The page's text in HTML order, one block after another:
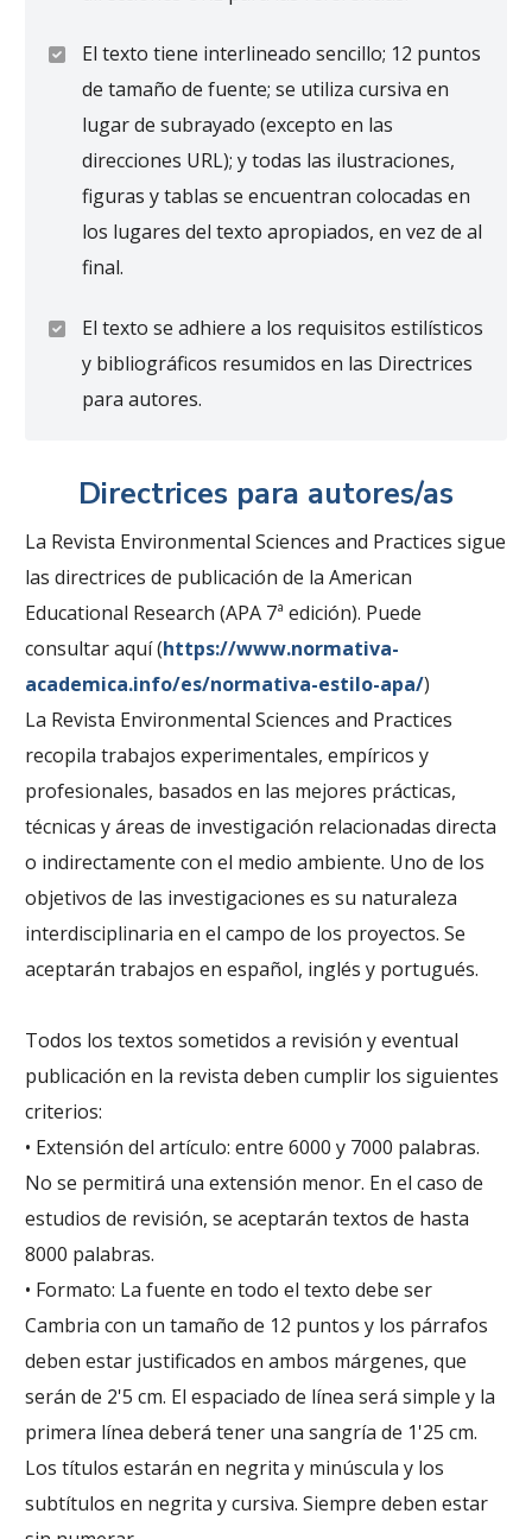
El texto tiene interlineado sencillo; 12 puntos
de tamaño de fuente; se utiliza cursiva en
lugar de subrayado (excepto en las
direcciones URL); y todas las ilustraciones,
figuras y tablas se encuentran colocadas en
los lugares del texto apropiados, en vez de al
final.
El texto se adhiere a los requisitos estilísticos
y bibliográficos resumidos en las Directrices
para autores.
Directrices para autores/as
La Revista Environmental Sciences and Practices sigue
las directrices de publicación de la American
Educational Research (APA 7ª edición). Puede
consultar aquí (https://www.normativa-
academica.info/es/normativa-estilo-apa/)
La Revista Environmental Sciences and Practices
recopila trabajos experimentales, empíricos y
profesionales, basados en las mejores prácticas,
técnicas y áreas de investigación relacionadas directa
o indirectamente con el medio ambiente. Uno de los
objetivos de las investigaciones es su naturaleza
interdisciplinaria en el campo de los proyectos. Se
aceptarán trabajos en español, inglés y portugués.
Todos los textos sometidos a revisión y eventual
publicación en la revista deben cumplir los siguientes
criterios:
• Extensión del artículo: entre 6000 y 7000 palabras.
No se permitirá una extensión menor. En el caso de
estudios de revisión, se aceptarán textos de hasta
8000 palabras.
• Formato: La fuente en todo el texto debe ser
Cambria con un tamaño de 12 puntos y los párrafos
deben estar justificados en ambos márgenes, que
serán de 2'5 cm. El espaciado de línea será simple y la
primera línea deberá tener una sangría de 1'25 cm.
Los títulos estarán en negrita y minúscula y los
subtítulos en negrita y cursiva. Siempre deben estar